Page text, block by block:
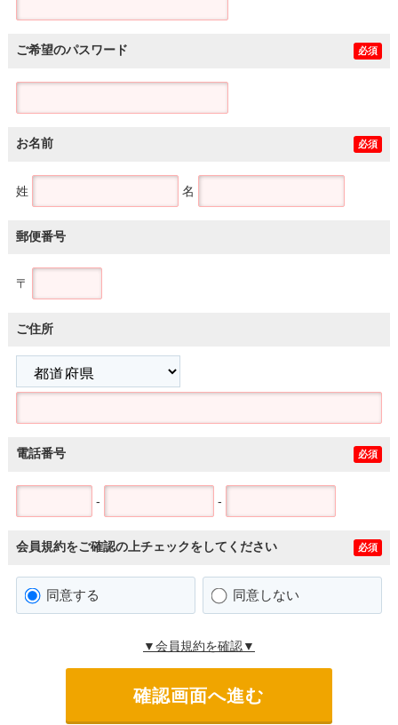
ご希望のパスワード 必須
お名前 必須
姓 名
郵便番号
〒
ご住所
電話番号 必須
- -
会員規約をご確認の上チェックをしてください 必須
同意する 同意しない
▼会員規約を確認▼